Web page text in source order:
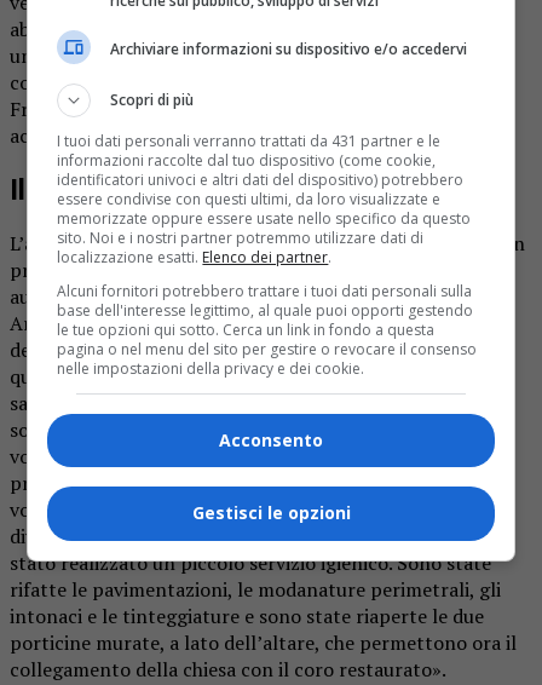
abitazioni. Nel 2012 un privato mise in vendita i locali che
un tempo erano il coro, la sacrestia e il corridoio di
collegamento tra la chiesa e il convento, e i Priori di San
Francesco e il parroco monsignor Franco Givone, li
acquistarono.
Il progetto
L’architetto Fulvio Caligaris di Gattinara ha predisposto un
progetto per il recupero dei locali, ottenendo le
autorizzazioni della Soprintendenza, della Curia
Arcivescovile e del Comune. Dopo aver curato il restauro
del campanile, della facciata della chiesa, nel maggio di
quest’anno sono iniziati i lavori nell’ex coro e nella ex
sacrestia. «Prima dei lavori – dice l’architetto Caligaris –
sono state effettuati saggi stratigrafici alle pareti ed alle
volte, al fine di conoscere l’esistenza o meno di
preesistenze pittoriche. Si è provveduto a demolire una
volta a botte costruita dai precedenti proprietari, che
divideva in altezza l’antico coro. Annesso alla sacrestia è
stato realizzato un piccolo servizio igienico. Sono state
rifatte le pavimentazioni, le modanature perimetrali, gli
intonaci e le tinteggiature e sono state riaperte le due
porticine murate, a lato dell’altare, che permettono ora il
collegamento della chiesa con il coro restaurato».
Archiviare informazioni su dispositivo e/o accedervi
Scopri di più
I tuoi dati personali verranno trattati da 431 partner e le
informazioni raccolte dal tuo dispositivo (come cookie,
identificatori univoci e altri dati del dispositivo) potrebbero
essere condivise con questi ultimi, da loro visualizzate e
memorizzate oppure essere usate nello specifico da questo
sito. Noi e i nostri partner potremmo utilizzare dati di
localizzazione esatti. Elenco dei partner.
Alcuni fornitori potrebbero trattare i tuoi dati personali sulla
base dell'interesse legittimo, al quale puoi opporti gestendo
le tue opzioni qui sotto. Cerca un link in fondo a questa
pagina o nel menu del sito per gestire o revocare il consenso
nelle impostazioni della privacy e dei cookie.
Acconsento
Gestisci le opzioni